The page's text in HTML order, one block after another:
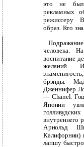
это не был
рекламных
режиссеру
образ. Кто
человека.
воспитание
желаний.
брэнды.
Дженнифер
— Chanel.
Японии
внутреннего
Арнольд
Калифорнии)
лапшу